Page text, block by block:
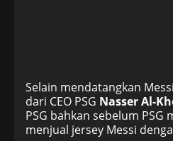
Selain mendatangkan
dari CEO PSG Nasser Al-
PSG bahkan sebelum
menjual jersey Messi